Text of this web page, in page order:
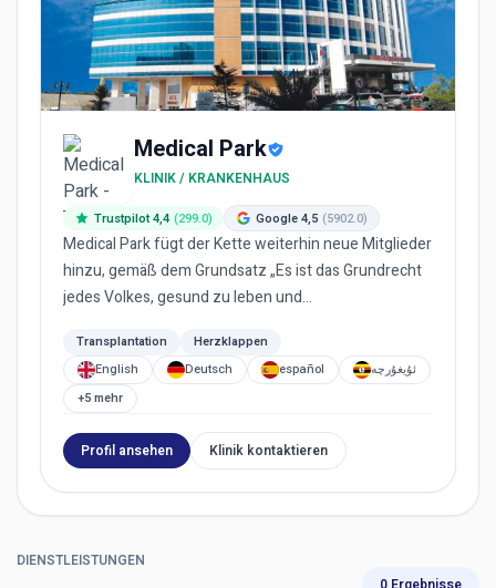
Medical Park
KLINIK / KRANKENHAUS
Trustpilot 4,4 (299.0) Google 4,5 (5902.0)
Medical Park fügt der Kette weiterhin neue Mitglieder
hinzu, gemäß dem Grundsatz „Es ist das Grundrecht
jedes Volkes, gesund zu leben und
Transplantation
Herzklappen
English
Deutsch español
ئۇيغۇرچە
+5 mehr
Profil ansehen Klinik kontaktieren
DIENSTLEISTUNGEN